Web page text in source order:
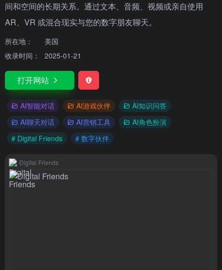
间和空间的长期关系。通过文本、音频、视频或亲自使用
AR、VR 或混合现实与您的数字朋友聊天。
所在地：
美国
收录时间：
2025-01-21
打开网站
AI智能对话 AI游戏伙伴
AI知识问答
AI聊天对话
AI营销工具
AI角色扮演
# Digital Friends
# 数字伙伴
Digital Friends